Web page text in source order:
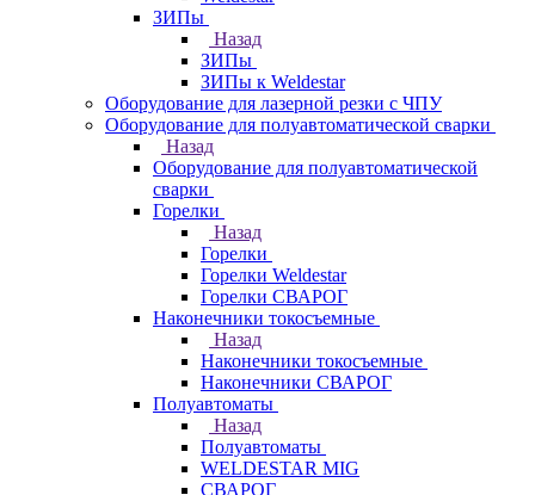
ЗИПы
Назад
ЗИПы
ЗИПы к Weldestar
Оборудование для лазерной резки с ЧПУ
Оборудование для полуавтоматической сварки
Назад
Оборудование для полуавтоматической
сварки
Горелки
Назад
Горелки
Горелки Weldestar
Горелки СВАРОГ
Наконечники токосъемные
Назад
Наконечники токосъемные
Наконечники СВАРОГ
Полуавтоматы
Назад
Полуавтоматы
WELDESTAR MIG
СВАРОГ